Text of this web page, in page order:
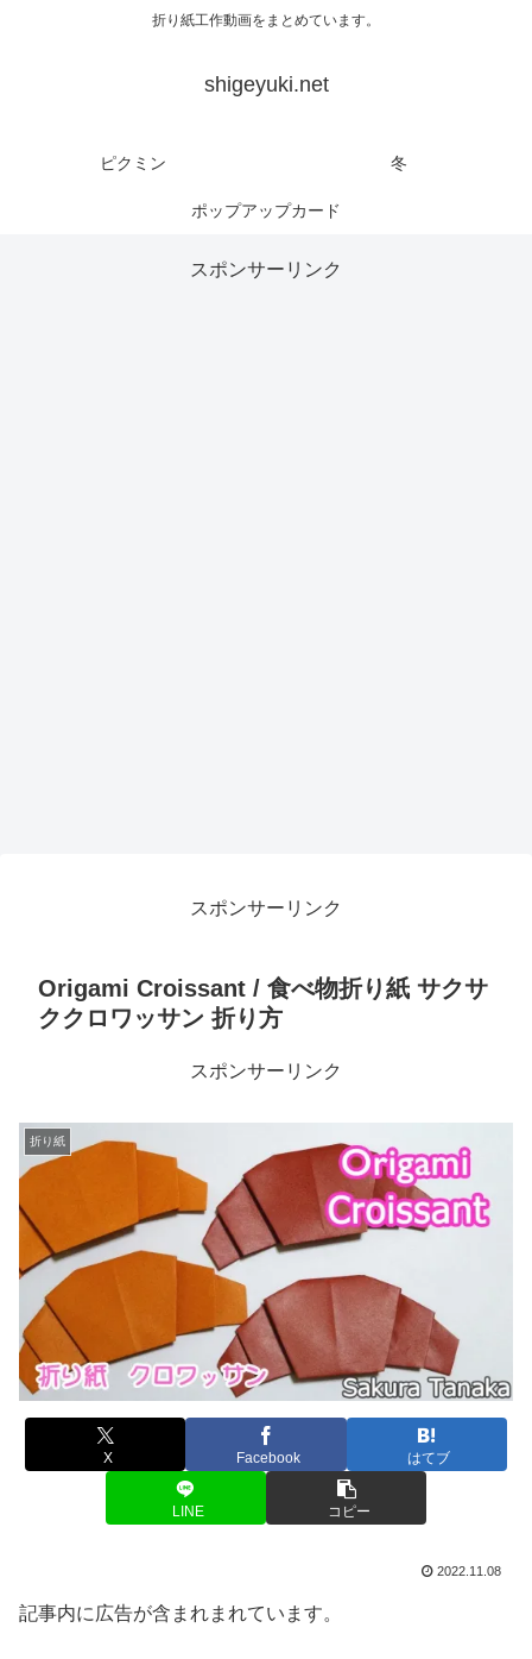
折り紙工作動画をまとめています。
shigeyuki.net
ピクミン 冬
ポップアップカード
スポンサーリンク
スポンサーリンク
Origami Croissant / 食べ物折り紙 サクサ
ククロワッサン 折り方
スポンサーリンク
折り紙
X Facebook はてブ
LINE コピー
2022.11.08
記事内に広告が含まれまれています。